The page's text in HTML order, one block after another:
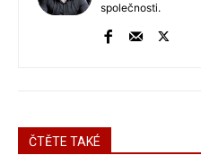
společnosti.
ČTĚTE TAKÉ